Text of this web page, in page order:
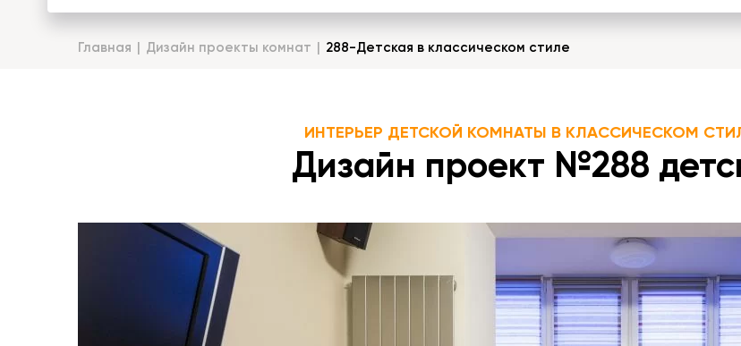
Главная Дизайн проекты комнат 288-Детская в классическом стиле
ИНТЕРЬЕР ДЕТСКОЙ КОМНАТЫ В КЛАССИЧЕСКОМ
Дизайн проект №288